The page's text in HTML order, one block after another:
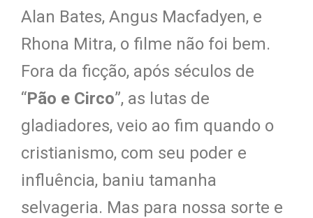
Alan Bates, Angus Macfadyen, e
Rhona Mitra, o filme não foi bem.
Fora da ficção, após séculos de
“Pão e Circo”, as lutas de
gladiadores, veio ao fim quando o
cristianismo, com seu poder e
influência, baniu tamanha
selvageria. Mas para nossa sorte e